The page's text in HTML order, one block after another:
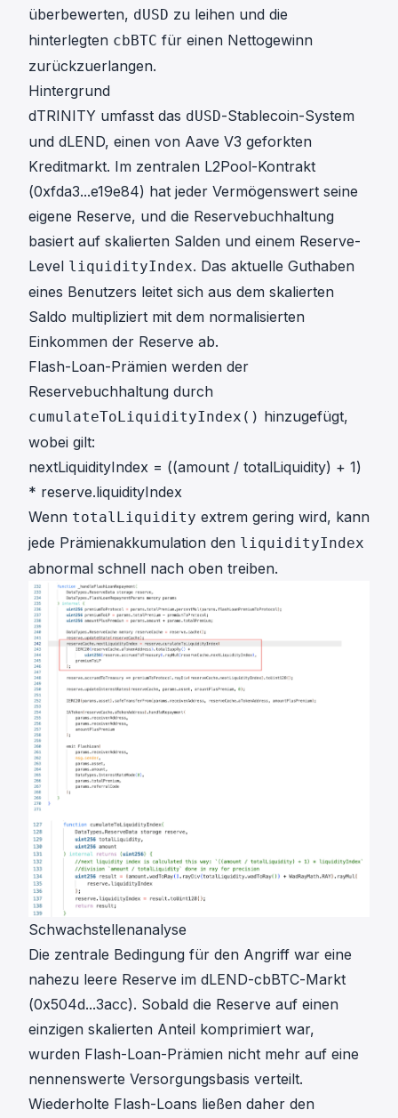
überbewerten, dUSD zu leihen und die
hinterlegten cbBTC für einen Nettogewinn
zurückzuerlangen.
Hintergrund
dTRINITY umfasst das dUSD-Stablecoin-System
und dLEND, einen von Aave V3 geforkten
Kreditmarkt. Im zentralen L2Pool-Kontrakt
(0xfda3...e19e84) hat jeder Vermögenswert seine
eigene Reserve, und die Reservebuchhaltung
basiert auf skalierten Salden und einem Reserve-
Level liquidityIndex. Das aktuelle Guthaben
eines Benutzers leitet sich aus dem skalierten
Saldo multipliziert mit dem normalisierten
Einkommen der Reserve ab.
Flash-Loan-Prämien werden der
Reservebuchhaltung durch
cumulateToLiquidityIndex() hinzugefügt,
wobei gilt:
nextLiquidityIndex = ((amount / totalLiquidity) + 1)
* reserve.liquidityIndex
Wenn totalLiquidity extrem gering wird, kann
jede Prämienakkumulation den liquidityIndex
abnormal schnell nach oben treiben.
Schwachstellenanalyse
Die zentrale Bedingung für den Angriff war eine
nahezu leere Reserve im dLEND-cbBTC-Markt
(0x504d...3acc). Sobald die Reserve auf einen
einzigen skalierten Anteil komprimiert war,
wurden Flash-Loan-Prämien nicht mehr auf eine
nennenswerte Versorgungsbasis verteilt.
Wiederholte Flash-Loans ließen daher den